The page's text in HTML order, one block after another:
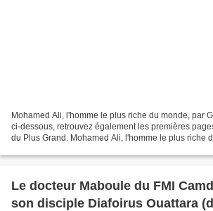
Mohamed Ali, l'homme le plus riche du monde, par
ci-dessous, retrouvez également les premières
du Plus Grand. Mohamed Ali, l'homme le plus riche
Le docteur Maboule du FMI
son disciple Diafoirus Ouattara